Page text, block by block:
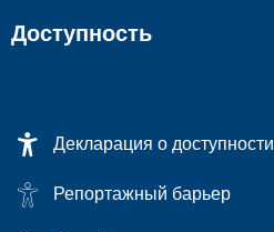
Доступность
Декларация о доступности
Репортажный барьер